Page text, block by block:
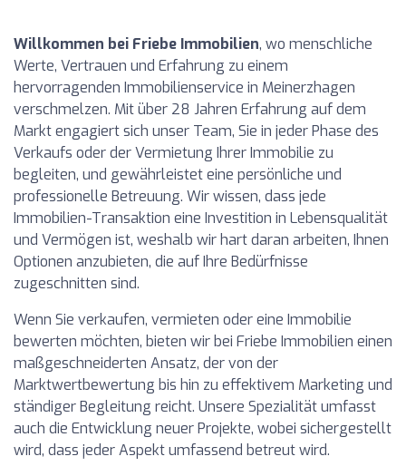
Willkommen bei Friebe Immobilien, wo menschliche
Werte, Vertrauen und Erfahrung zu einem
hervorragenden Immobilienservice in Meinerzhagen
verschmelzen. Mit über 28 Jahren Erfahrung auf dem
Markt engagiert sich unser Team, Sie in jeder Phase des
Verkaufs oder der Vermietung Ihrer Immobilie zu
begleiten, und gewährleistet eine persönliche und
professionelle Betreuung. Wir wissen, dass jede
Immobilien-Transaktion eine Investition in Lebensqualität
und Vermögen ist, weshalb wir hart daran arbeiten, Ihnen
Optionen anzubieten, die auf Ihre Bedürfnisse
zugeschnitten sind.
Wenn Sie verkaufen, vermieten oder eine Immobilie
bewerten möchten, bieten wir bei Friebe Immobilien einen
maßgeschneiderten Ansatz, der von der
Marktwertbewertung bis hin zu effektivem Marketing und
ständiger Begleitung reicht. Unsere Spezialität umfasst
auch die Entwicklung neuer Projekte, wobei sichergestellt
wird, dass jeder Aspekt umfassend betreut wird.